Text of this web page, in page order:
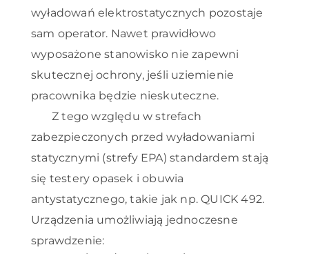
wyładowań elektrostatycznych pozostaje
sam operator. Nawet prawidłowo
wyposażone stanowisko nie zapewni
skutecznej ochrony, jeśli uziemienie
pracownika będzie nieskuteczne.
Z tego względu w strefach
zabezpieczonych przed wyładowaniami
statycznymi (strefy EPA) standardem stają
się testery opasek i obuwia
antystatycznego, takie jak np. QUICK 492.
Urządzenia umożliwiają jednoczesne
sprawdzenie: